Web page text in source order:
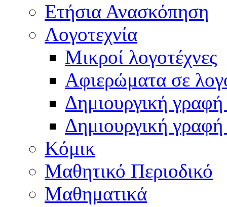
Ετήσια Ανασκόπηση
Λογοτεχνία
Μικροί λογοτέχνες
Αφιερώματα σε
Δημιουργική
Δημιουργική
Κόμικ
Μαθητικό Περιοδικό
Μαθηματικά